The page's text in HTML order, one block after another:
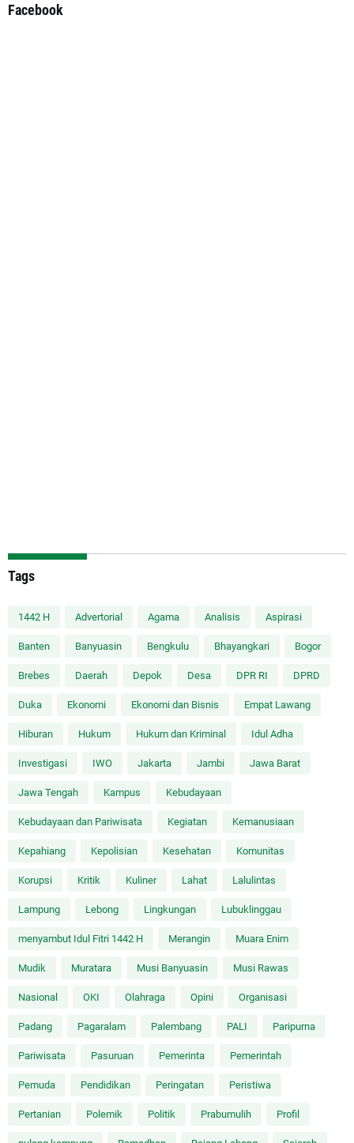
Facebook
Tags
1442 H Advertorial Agama Analisis Aspirasi
Banten Banyuasin Bengkulu Bhayangkari Bogor
Brebes Daerah Depok Desa DPR RI DPRD
Duka Ekonomi Ekonomi dan Bisnis Empat Lawang
Hiburan Hukum Hukum dan Kriminal Idul Adha
Investigasi IWO Jakarta Jambi Jawa Barat
Jawa Tengah Kampus Kebudayaan
Kebudayaan dan Pariwisata Kegiatan Kemanusiaan
Kepahiang Kepolisian Kesehatan Komunitas
Korupsi Kritik Kuliner Lahat Lalulintas
Lampung Lebong Lingkungan Lubuklinggau
menyambut Idul Fitri 1442 H Merangin Muara Enim
Mudik Muratara Musi Banyuasin Musi Rawas
Nasional OKI Olahraga Opini Organisasi
Padang Pagaralam Palembang PALI Paripurna
Pariwisata Pasuruan Pemerinta Pemerintah
Pemuda Pendidikan Peringatan Peristiwa
Pertanian Polemik Politik Prabumulih Profil